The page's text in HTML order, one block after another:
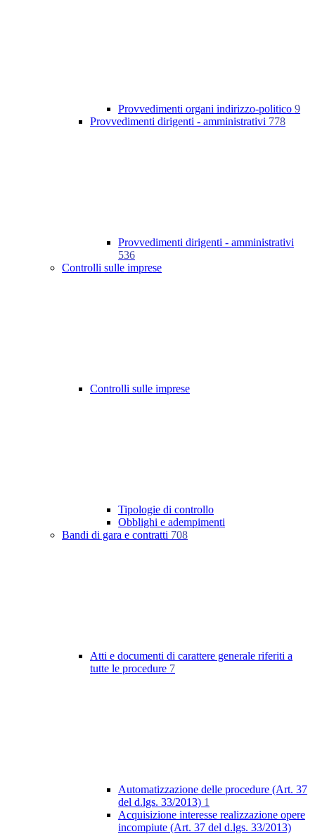
Provvedimenti organi indirizzo-politico 9
Provvedimenti dirigenti - amministrativi 778
Provvedimenti dirigenti - amministrativi
536
Controlli sulle imprese
Controlli sulle imprese
Tipologie di controllo
Obblighi e adempimenti
Bandi di gara e contratti 708
Atti e documenti di carattere generale riferiti a
tutte le procedure 7
Automatizzazione delle procedure (Art. 37
del d.lgs. 33/2013) 1
Acquisizione interesse realizzazione opere
incompiute (Art. 37 del d.lgs. 33/2013)